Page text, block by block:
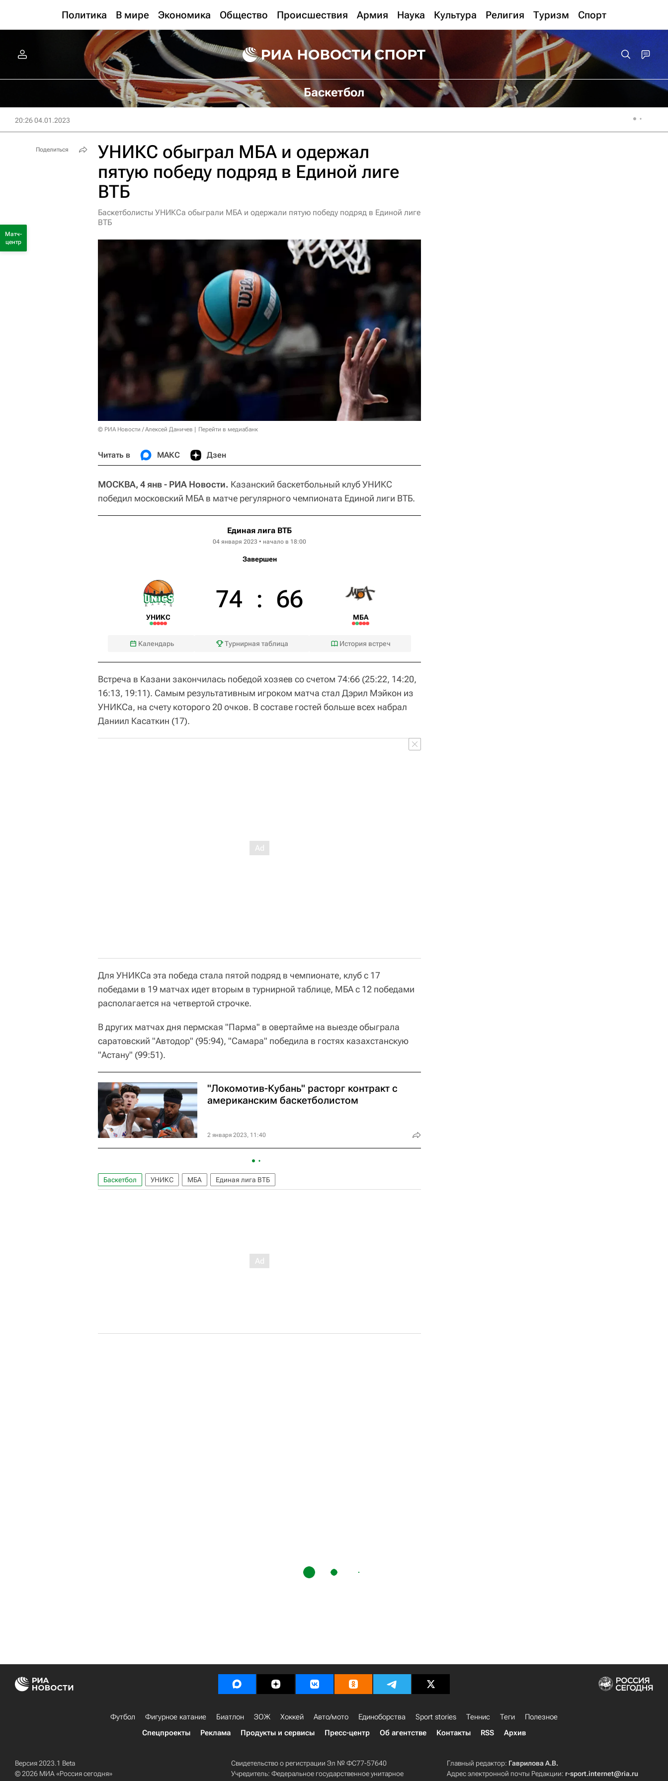
Политика В мире Экономика Общество Происшествия Армия Наука Культура Религия Туризм Спорт
Баскетбол
20:26 04.01.2023
УНИКС обыграл МБА и одержал
пятую победу подряд в Единой лиге
ВТБ
Баскетболисты УНИКСа обыграли МБА и одержали пятую победу подряд в Единой лиге
ВТБ
© РИА Новости / Алексей Даничев Перейти в медиабанк
Читать в МАКС Дзен
МОСКВА, 4 янв - РИА Новости. Казанский баскетбольный клуб УНИКС
победил московский МБА в матче регулярного чемпионата Единой лиги ВТБ.
Единая лига ВТБ
04 января 2023 • начало в 18:00
Завершен
УНИКС
74 : 66
МБА
Календарь Турнирная таблица История встреч
Встреча в Казани закончилась победой хозяев со счетом 74:66 (25:22, 14:20,
16:13, 19:11). Самым результативным игроком матча стал Дэрил Мэйкон из
УНИКСа, на счету которого 20 очков. В составе гостей больше всех набрал
Даниил Касаткин (17).
Для УНИКСа эта победа стала пятой подряд в чемпионате, клуб с 17
победами в 19 матчах идет вторым в турнирной таблице, МБА с 12 победами
располагается на четвертой строчке.
В других матчах дня пермская "Парма" в овертайме на выезде обыграла
саратовский "Автодор" (95:94), "Самара" победила в гостях казахстанскую
"Астану" (99:51).
"Локомотив-Кубань" расторг контракт с
американским баскетболистом
2 января 2023, 11:40
Баскетбол УНИКС МБА Единая лига ВТБ
Поделиться
Матч-
центр
Футбол Фигурное катание Биатлон ЗОЖ Хоккей Авто/мото Единоборства Sport stories Теннис Теги
Полезное
Спецпроекты
Реклама Продукты и сервисы Пресс-центр Об агентстве Контакты RSS Архив
Версия 2023.1 Beta
© 2026 МИА «Россия сегодня»
Свидетельство о регистрации Эл № ФС77-57640
Учредитель: Федеральное государственное унитарное
Главный редактор: Гаврилова А.В.
Адрес электронной почты Редакции: r-sport.internet@ria.ru